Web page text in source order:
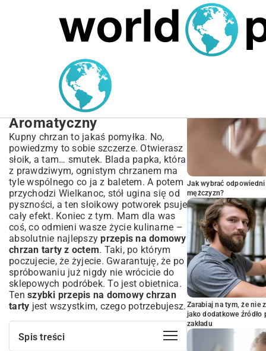
MARIUSZ ŁAMAGA 05.10.2025
Prosty Przepis na
Domowy Chrzan Tarty z
Octem – Ostry i
Aromatyczny
Kupny chrzan to jakaś pomyłka. No,
powiedzmy to sobie szczerze. Otwierasz
słoik, a tam… smutek. Blada papka, która
z prawdziwym, ognistym chrzanem ma
tyle wspólnego co ja z baletem. A potem
przychodzi Wielkanoc, stół ugina się od
pyszności, a ten słoikowy potworek psuje
cały efekt. Koniec z tym. Mam dla was
coś, co odmieni wasze życie kulinarne –
absolutnie najlepszyprzepis na domowy
chrzan tarty z octem. Taki, po którym
poczujecie, że żyjecie. Gwarantuję, że po
spróbowaniu już nigdy nie wrócicie do
sklepowych podróbek. To jest obietnica.
Ten szybki przepis na domowy chrzan
tarty jest wszystkim, czego potrzebujesz.
Spis treści
Jak wybrać
mężczyzn?
Zarabiaj na tym, że nie
jako dodatkowe
zakładu